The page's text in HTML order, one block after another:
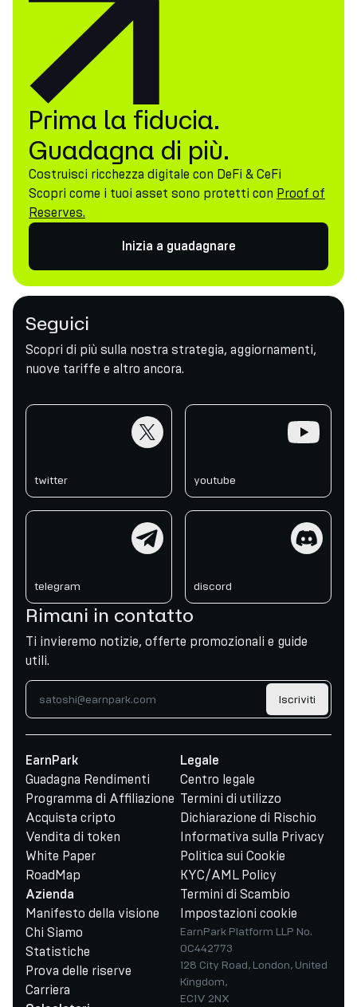
Prima la fiducia.
Guadagna di più.
Costruisci ricchezza digitale con DeFi & CeFi
Scopri come i tuoi asset sono protetti con Proof of
Reserves.
Inizia a guadagnare
Seguici
Scopri di più sulla nostra strategia, aggiornamenti,
nuove tariffe e altro ancora.
twitter youtube
telegram discord
Rimani in contatto
Ti invieremo notizie, offerte promozionali e guide
utili.
Iscriviti
EarnPark
Guadagna Rendimenti
Programma di Affiliazione
Acquista cripto
Vendita di token
White Paper
RoadMap
Azienda
Manifesto della visione
Chi Siamo
Statistiche
Prova delle riserve
Carriera
Legale
Centro legale
Termini di utilizzo
Dichiarazione di Rischio
Informativa sulla Privacy
Politica sui Cookie
KYC/AML Policy
Termini di Scambio
Impostazioni cookie
EarnPark Platform LLP No.
OC442773
128 City Road, London, United
Kingdom,
EC1V 2NX